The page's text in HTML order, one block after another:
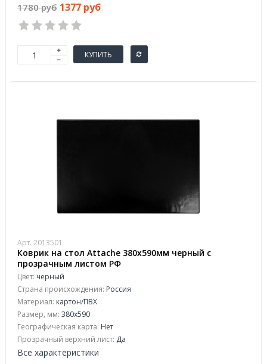
1780 руб 1377 руб
КУПИТЬ
Арт. 2013501
Коврик на стол Attache 380х590мм черный с
прозрачным листом РФ
Цвет: черный
Страна происхождения: Россия
Материал: картон/ПВХ
Размер, мм: 380x590
Географическая карта: Нет
Прозрачный верхний лист: Да
Все характеристики